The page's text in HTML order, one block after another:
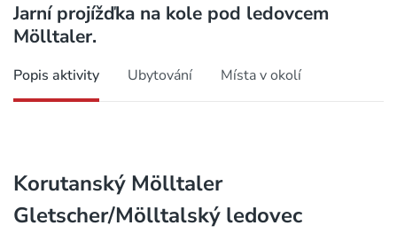
Jarní projížďka na kole pod ledovcem
Mölltaler.
Popis aktivity Ubytování Místa v okolí
Korutanský Mölltaler
Gletscher/Mölltalský ledovec